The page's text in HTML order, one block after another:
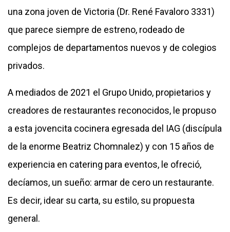
una zona joven de Victoria (Dr. René Favaloro 3331)
que parece siempre de estreno, rodeado de
complejos de departamentos nuevos y de colegios
privados.
A mediados de 2021 el Grupo Unido, propietarios y
creadores de restaurantes reconocidos, le propuso
a esta jovencita cocinera egresada del IAG (discípula
de la enorme Beatriz Chomnalez) y con 15 años de
experiencia en catering para eventos, le ofreció,
decíamos, un sueño: armar de cero un restaurante.
Es decir, idear su carta, su estilo, su propuesta
general.